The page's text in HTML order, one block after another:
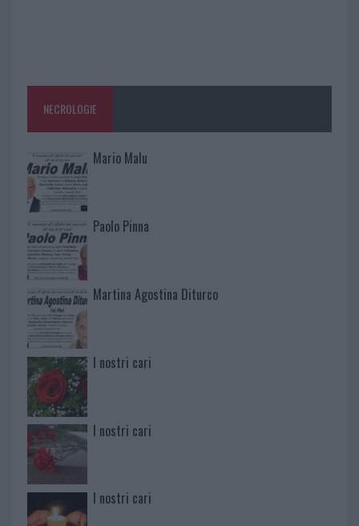
NECROLOGIE
Mario Malu
Paolo Pinna
Martina Agostina Diturco
I nostri cari
I nostri cari
I nostri cari